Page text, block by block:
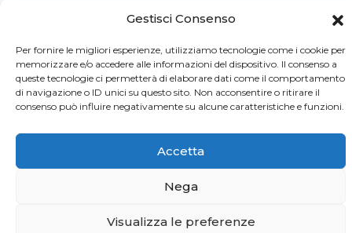
Gestisci Consenso
Per fornire le migliori esperienze, utilizziamo tecnologie come i cookie per
memorizzare e/o accedere alle informazioni del dispositivo. Il consenso a
queste tecnologie ci permetterà di elaborare dati come il comportamento
di navigazione o ID unici su questo sito. Non acconsentire o ritirare il
consenso può influire negativamente su alcune caratteristiche e funzioni.
Accetta
Nega
Visualizza le preferenze
Servizio civile nazionale
Caritas Italiana Ufficio Servizio Civile
Tavolo Ecclesiale sul Servizio Civile
Privacy Policy
©2026 Caritas Toscana